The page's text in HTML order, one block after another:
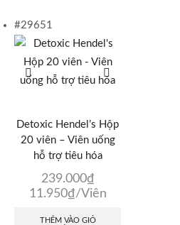
#29651
Detoxic Hendel’s Hộp
20 viên – Viên uống
hỗ trợ tiêu hóa
239.000₫
11.950₫/Viên
THÊM VÀO GIỎ